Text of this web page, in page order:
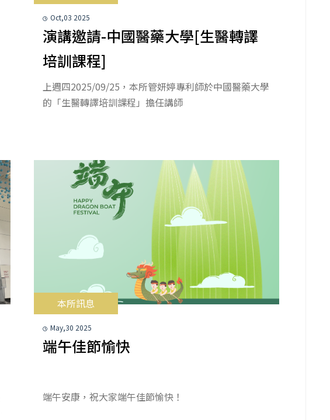
Oct,03 2025
演講邀請-中國醫藥大學[生醫轉譯
培訓課程]
上週四2025/09/25，本所管妍婷專利師於中國醫藥大學
的「生醫轉譯培訓課程」擔任講師
本所訊息
May,30 2025
端午佳節愉快
端午安康，祝大家端午佳節愉快！